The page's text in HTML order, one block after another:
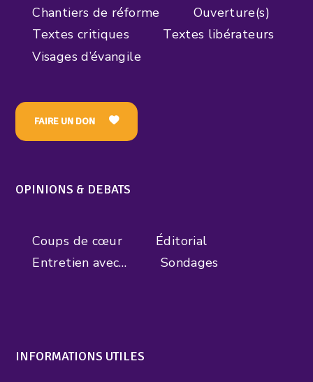
Chantiers de réforme
Ouverture(s)
Textes critiques
Textes libérateurs
Visages d’évangile
FAIRE UN DON
OPINIONS & DEBATS
Coups de cœur
Éditorial
Entretien avec…
Sondages
INFORMATIONS UTILES